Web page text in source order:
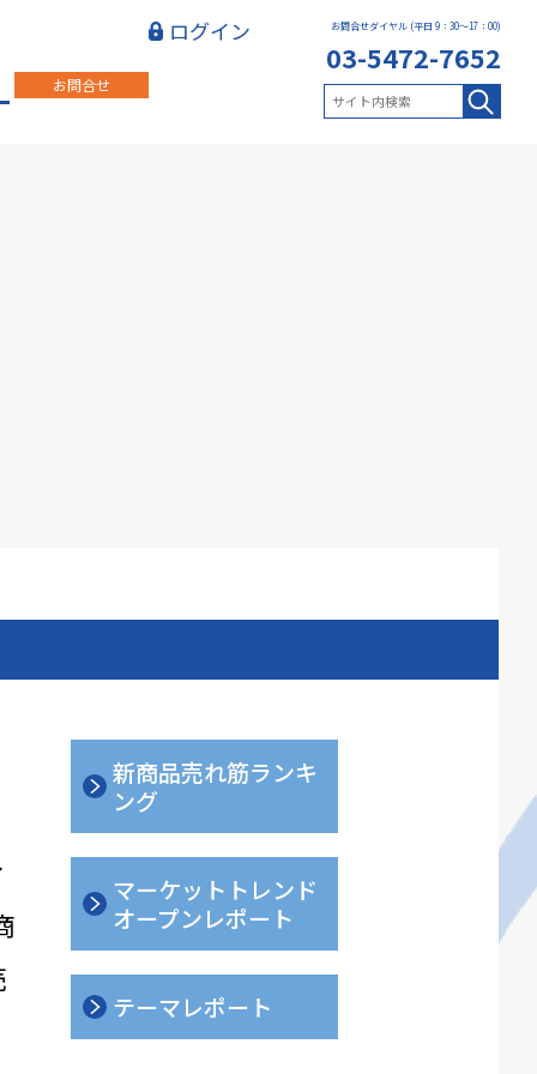
お問合せ
お問合せダイヤル (平日 9：30～17：00)
03-5472-7652
ログイン
新商品売れ筋ランキ
ング
マーケットトレンド
オープンレポート
テーマレポート